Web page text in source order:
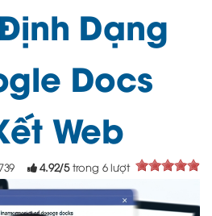
Dạng
Docs
Web
4.92/5 trong 6lượt